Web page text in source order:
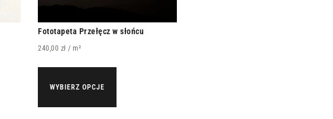
Fototapeta Przełęcz w słońcu
240,00 zł / m²
WYBIERZ OPCJE